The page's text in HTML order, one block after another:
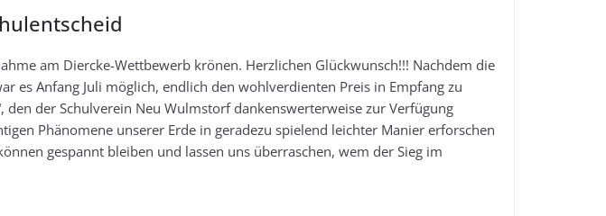
am Diercke-Wettbewerb krönen. Herzlichen Glückwunsch!!! Nachdem die
es Anfang Juli möglich, endlich den wohlverdienten Preis in Empfang zu
der Schulverein Neu Wulmstorf dankenswerterweise zur Verfügung
Phänomene unserer Erde in geradezu spielend leichter Manier erforschen
gespannt bleiben und lassen uns überraschen, wem der Sieg im